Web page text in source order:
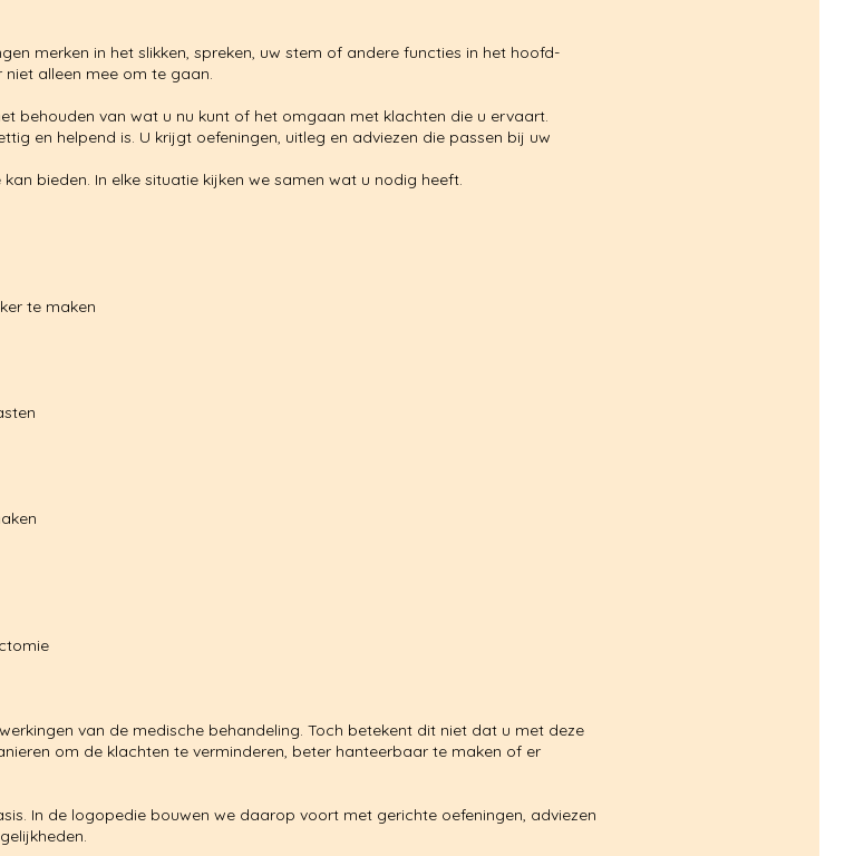
merken in het slikken, spreken, uw stem of andere functies in het hoofd-
alleen mee om te gaan.
behouden van wat u nu kunt of het omgaan met klachten die u ervaart.
en helpend is. U krijgt oefeningen, uitleg en adviezen die passen bij uw
bieden. In elke situatie kijken we samen wat u nodig heeft.
te maken
van de medische behandeling. Toch betekent dit niet dat u met deze
om de klachten te verminderen, beter hanteerbaar te maken of er
In de logopedie bouwen we daarop voort met gerichte oefeningen, adviezen